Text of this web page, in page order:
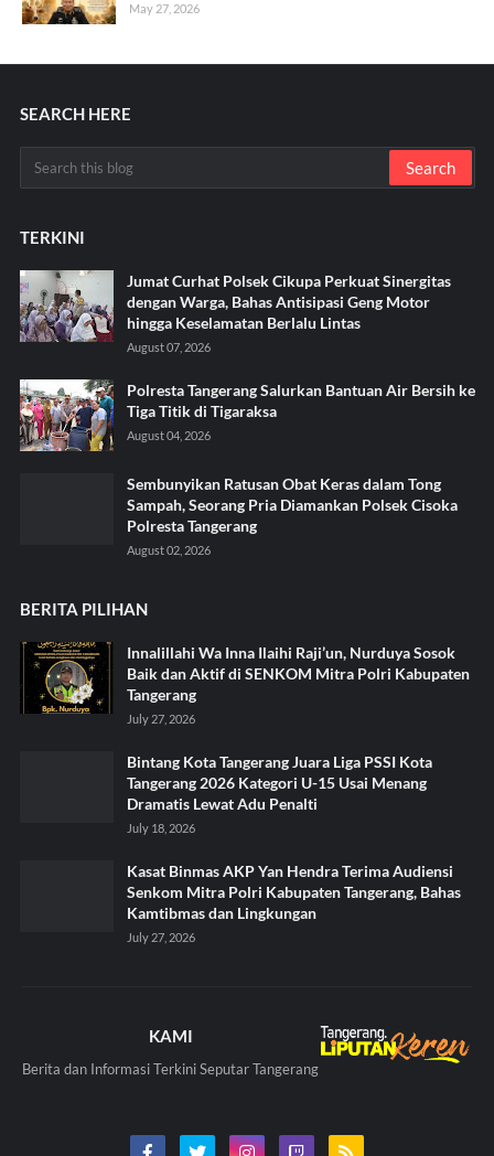
May 27, 2026
SEARCH HERE
TERKINI
Jumat Curhat Polsek Cikupa Perkuat Sinergitas
dengan Warga, Bahas Antisipasi Geng Motor
hingga Keselamatan Berlalu Lintas
August 07, 2026
Polresta Tangerang Salurkan Bantuan Air Bersih ke
Tiga Titik di Tigaraksa ‎
August 04, 2026
Sembunyikan Ratusan Obat Keras dalam Tong
Sampah, Seorang Pria Diamankan Polsek Cisoka
Polresta Tangerang
August 02, 2026
BERITA PILIHAN
Innalillahi Wa Inna Ilaihi Raji’un, Nurduya Sosok
Baik dan Aktif di SENKOM Mitra Polri Kabupaten
Tangerang
July 27, 2026
Bintang Kota Tangerang Juara Liga PSSI Kota
Tangerang 2026 Kategori U-15 Usai Menang
Dramatis Lewat Adu Penalti
July 18, 2026
Kasat Binmas AKP Yan Hendra Terima Audiensi
Senkom Mitra Polri Kabupaten Tangerang, Bahas
Kamtibmas dan Lingkungan
July 27, 2026
KAMI
Berita dan Informasi Terkini Seputar Tangerang